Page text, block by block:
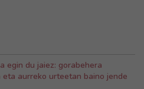
egin du jaiez: gorabehera
aurreko urteetan baino jende